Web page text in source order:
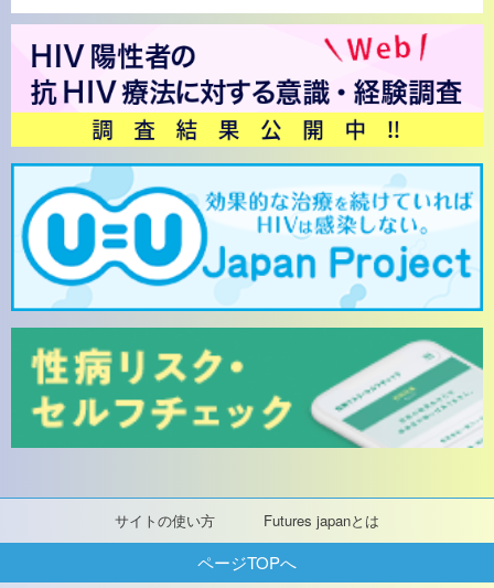
サイトの使い方 Futures japanとは
ページTOPへ